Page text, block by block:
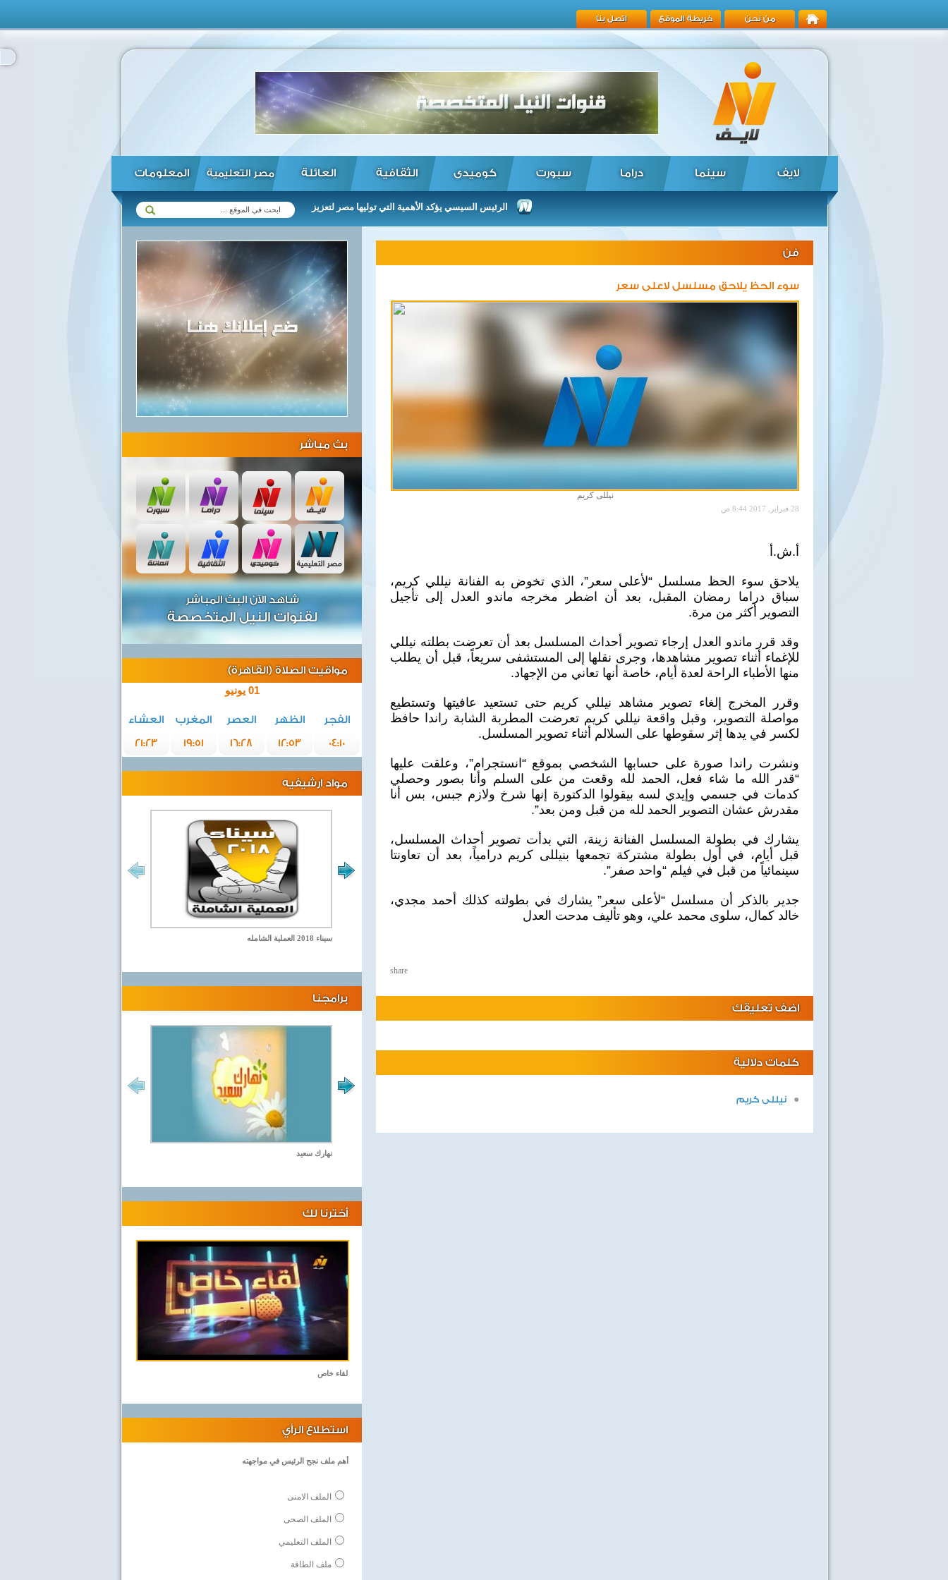
من نحن خريطة الموقع اتصل بنا
لايف سينما دراما سبورت كوميدى الثقافية العائلة مصر التعليمية المعلومات
الرئيس السيسي يؤكد استعداد الرئيس السيسي يؤكد الأهمية التي توليها مصر لتعزيز العلاقات مع زيمبابوي في مختلف المجالات ...
فن
سوء الحظ يلاحق مسلسل لاعلى سعر
نيللى كريم
28 فبراير, 2017 8:44 ص
أ.ش.أ
يلاحق سوء الحظ مسلسل “لأعلى سعر”، الذي تخوض به الفنانة نيللي كريم،
سباق دراما رمضان المقبل، بعد أن اضطر مخرجه ماندو العدل إلى تأجيل
التصوير أكثر من مرة.
وقد قرر ماندو العدل إرجاء تصوير أحداث المسلسل بعد أن تعرضت بطلته نيللي
للإغماء أثناء تصوير مشاهدها، وجرى نقلها إلى المستشفى سريعاً، قبل أن يطلب
منها الأطباء الراحة لعدة أيام، خاصة أنها تعاني من الإجهاد.
وقرر المخرج إلغاء تصوير مشاهد نيللي كريم حتى تستعيد عافيتها وتستطيع
مواصلة التصوير، وقبل واقعة نيللي كريم تعرضت المطربة الشابة راندا حافظ
لكسر في يدها إثر سقوطها على السلالم أثناء تصوير المسلسل.
ونشرت راندا صورة على حسابها الشخصي بموقع “انستجرام”، وعلقت عليها
“قدر الله ما شاء فعل، الحمد لله وقعت من على السلم وأنا بصور وحصلي
كدمات في جسمي وإيدي لسه بيقولوا الدكتورة إنها شرخ ولازم جبس، بس أنا
مقدرش عشان التصوير الحمد لله من قبل ومن بعد”.
يشارك في بطولة المسلسل الفنانة زينة، التي بدأت تصوير أحداث المسلسل،
قبل أيام، في أول بطولة مشتركة تجمعها بنيللى كريم درامياً، بعد أن تعاونتا
سينمائياً من قبل في فيلم “واحد صفر”.
جدير بالذكر أن مسلسل “لأعلى سعر” يشارك في بطولته كذلك أحمد مجدي،
خالد كمال، سلوى محمد علي، وهو تأليف مدحت العدل
share
اضف تعليقك
كلمات دلالية
نيللى كريم
بث مباشر
شاهد الآن البث المباشر
لقنوات النيل المتخصصة
مواقيت الصلاة (القاهرة)
01 يونيو
الفجر الظهر العصر المغرب
العشاء
04:10
12:53
16:28
19:51
21:23
مواد ارشيفيه
سيناء 2018 العملية الشامله
برامجنا
نهارك سعيد
أخترنا لك
لقاء خاص
استطلاع الرأي
أهم ملف نجح الرئيس في مواجهته
الملف الامنى
الملف الصحى
الملف التعليمي
ملف الطاقة